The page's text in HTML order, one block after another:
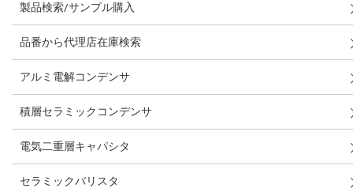
製品検索/サンプル購入
品番から代理店在庫検索
アルミ電解コンデンサ
積層セラミックコンデンサ
電気二重層キャパシタ
セラミックバリスタ